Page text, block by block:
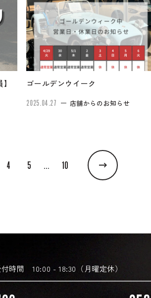
ゴールデンウイーク
2025.04.27 店舗からのお知らせ
4 5 10
時間 10:00 - 18:30（月曜定休）